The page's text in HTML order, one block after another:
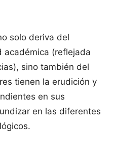
solo deriva del
académica (reflejada
sino también del
tienen la erudición y
en sus
en las diferentes